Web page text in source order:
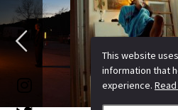
This website
information that
experience.